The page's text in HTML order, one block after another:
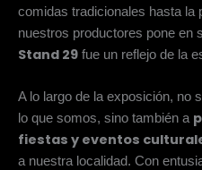
comidas tradicionales hasta la
nuestros productores pone en
Stand 29 fue un reflejo de la
A lo largo de la exposición, no
lo que somos, sino también a
fiestas y eventos
a nuestra localidad. Con